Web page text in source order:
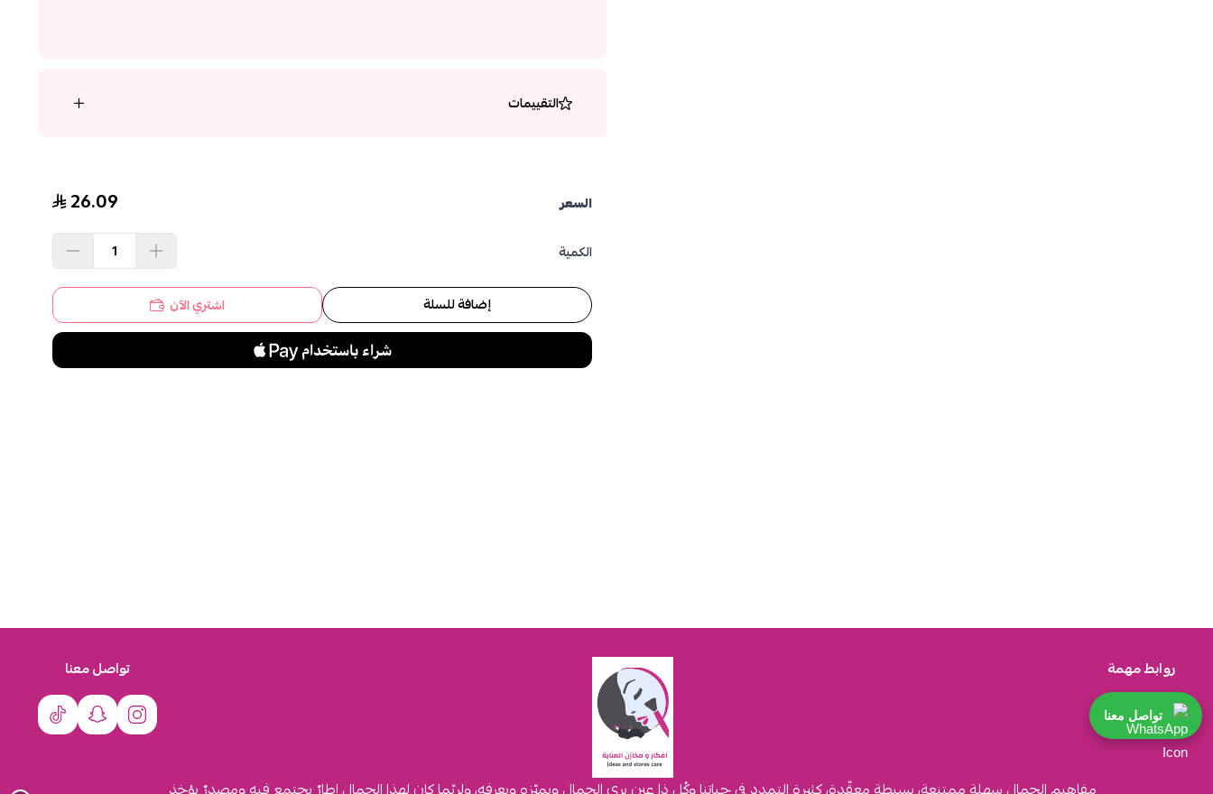
التقييمات
السعر 26.09
الكمية
إضافة للسلة اشتري الآن
روابط مهمة تواصل معنا
تواصل معنا